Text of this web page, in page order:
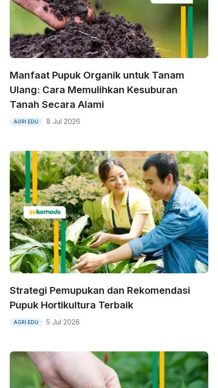
Manfaat Pupuk Organik untuk Tanam
Ulang: Cara Memulihkan Kesuburan
Tanah Secara Alami
AGRI EDU 8 Jul 2026
Strategi Pemupukan dan Rekomendasi
Pupuk Hortikultura Terbaik
AGRI EDU 5 Jul 2026